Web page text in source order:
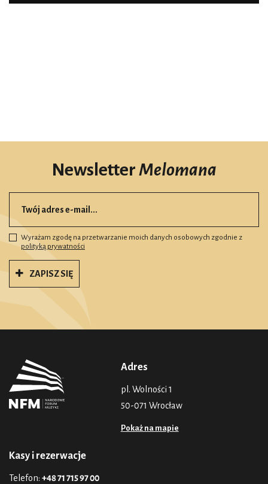
NewsletterMelomana
Wyrażam zgodę na przetwarzanie moich danych osobowych zgodnie z
polityką prywatności
ZAPISZ SIĘ
Adres
pl. Wolności 1
50-071 Wrocław
Pokaż na mapie
Kasy i rezerwacje
Telefon: +48 71 715 97 00